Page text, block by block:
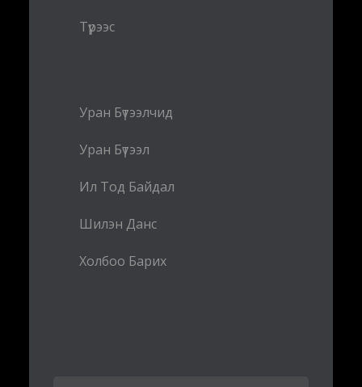
Түрээс
Уран Бүтээлчид
Уран Бүтээл
Ил Тод Байдал
Шилэн Данс
Холбоо Барих